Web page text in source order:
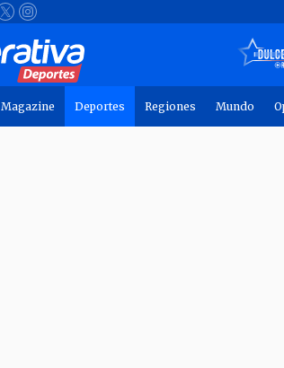
Magazine Deportes Regiones Mundo